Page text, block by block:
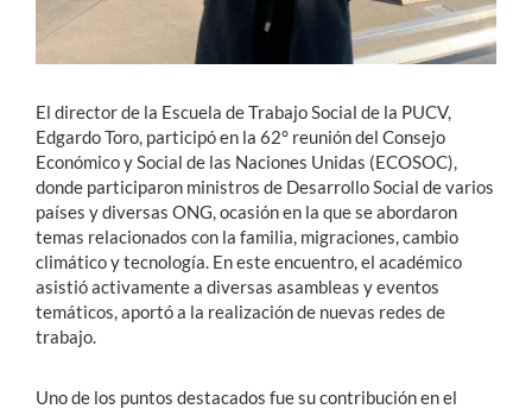
El director de la Escuela de Trabajo Social de la PUCV,
Edgardo Toro, participó en la 62° reunión del Consejo
Económico y Social de las Naciones Unidas (ECOSOC),
donde participaron ministros de Desarrollo Social de varios
países y diversas ONG, ocasión en la que se abordaron
temas relacionados con la familia, migraciones, cambio
climático y tecnología. En este encuentro, el académico
asistió activamente a diversas asambleas y eventos
temáticos, aportó a la realización de nuevas redes de
trabajo.
Uno de los puntos destacados fue su contribución en el